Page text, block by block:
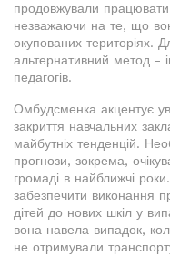
продовжували
незважаючи на те, що
окупованих територіях.
альтернативний метод -
педагогів.
Омбудсменка акцентує
закриття навчальних
майбутніх тенденцій.
прогнози, зокрема,
громаді в найближчі
забезпечити виконання
дітей до нових шкіл у
вона навела випадок,
не отримували